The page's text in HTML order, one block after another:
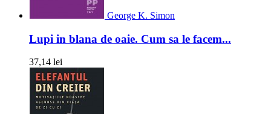
George K. Simon
Lupi in blana de oaie. Cum sa le facem...
37,14 lei